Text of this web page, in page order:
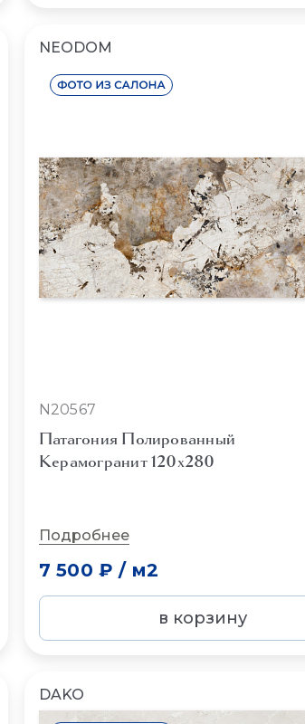
NEODOM
N20567
Патагония Полированный
Керамогранит 120x280
Подробнее
7 500 ₽ / м2
в корзину
DAKO